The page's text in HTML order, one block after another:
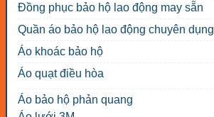
Đồng phục bảo hộ lao động may sẵn
Quần áo bảo hộ lao động chuyên dụng
Áo khoác bảo hộ
Áo quạt điều hòa
Áo bảo hộ phản quang